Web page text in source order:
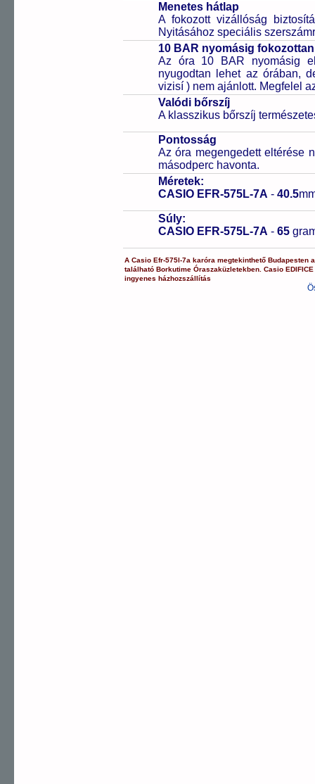
Menetes hátlap
A fokozott vizállóság
Nyitásához speciális
10 BAR nyomásig
Az óra 10 BAR nyomásig
nyugodtan lehet az órában,
vizisí ) nem ajánlott. Megfelel
Valódi bőrszíj
A klasszikus bőrszíj
Pontosság
Az óra megengedett eltérése
másodperc havonta.
Méretek:
CASIO EFR-575L-7A - 40.5
Súly:
CASIO EFR-575L-7A - 65
ACasio Efr-575l-7a karóra megtekinthető Budapesten
található Borkutime Óraszaküzletekben.Casio EDIFICE
ingyenes házhozszállítás